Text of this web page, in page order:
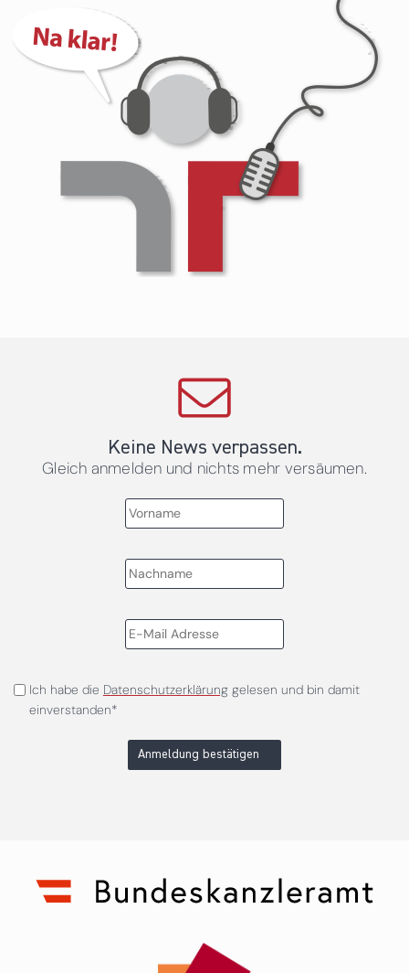
Keine News verpassen.
Gleich anmelden und nichts mehr versäumen.
Ich habe die Datenschutzerklärunggelesen und bin damit
einverstanden*
Anmeldung bestätigen